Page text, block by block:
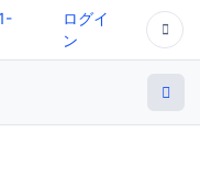
ログイ
ン